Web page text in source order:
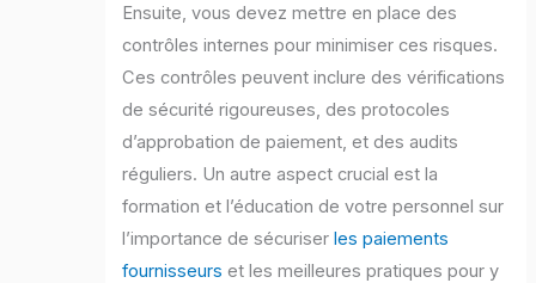
Ensuite, vous devez mettre en place des
contrôles internes pour minimiser ces risques.
Ces contrôles peuvent inclure des vérifications
de sécurité rigoureuses, des protocoles
d’approbation de paiement, et des audits
réguliers. Un autre aspect crucial est la
formation et l’éducation de votre personnel sur
l’importance de sécuriserles paiements
fournisseurs et les meilleures pratiques pour y